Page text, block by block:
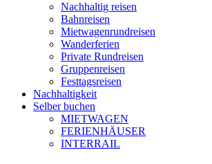
Nachhaltig reisen
Bahnreisen
Mietwagenrundreisen
Wanderferien
Private Rundreisen
Gruppenreisen
Festtagsreisen
Nachhaltigkeit
Selber buchen
MIETWAGEN
FERIENHÄUSER
INTERRAIL